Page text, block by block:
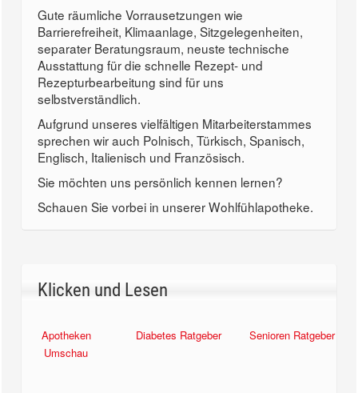
Gute räumliche Vorrausetzungen wie
Barrierefreiheit, Klimaanlage, Sitzgelegenheiten,
separater Beratungsraum, neuste technische
Ausstattung für die schnelle Rezept- und
Rezepturbearbeitung sind für uns
selbstverständlich.
Aufgrund unseres vielfältigen Mitarbeiterstammes
sprechen wir auch Polnisch, Türkisch, Spanisch,
Englisch, Italienisch und Französisch.
Sie möchten uns persönlich kennen lernen?
Schauen Sie vorbei in unserer Wohlfühlapotheke.
Klicken und Lesen
Apotheken
Umschau
Diabetes Ratgeber Senioren Ratgeber